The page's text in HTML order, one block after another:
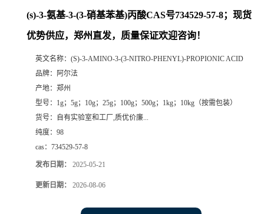
厅(s)-3-氨基-3-(3-硝基苯基)丙酸CAS号734529-57-8；现货
优势供应，郑州直发，质量保证欢迎咨询！
英文名称： (S)-3-AMINO-3-(3-NITRO-PHENYL)-PROPIONIC ACID
品牌：
阿尔法
产地： 郑州
型号： 1g；5g；10g；25g；100g；500g；1kg；10kg（按需包装）
货号：
自有实验室和工厂,质优价廉...
纯度： 98
cas： 734529-57-8
发布日期： 2025-05-21
更新日期： 2026-08-06